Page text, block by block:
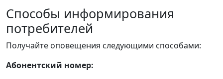
Способы информирования
потребителей
Получайте оповещения следующими способами:
Абонентский номер: